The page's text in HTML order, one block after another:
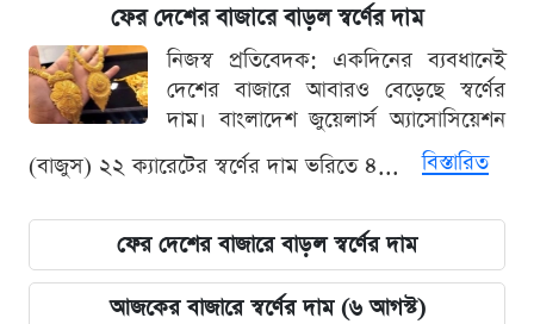
ফের দেশের বাজারে বাড়ল স্বর্ণের দাম
নিজস্ব প্রতিবেদক: একদিনের ব্যবধানেই
দেশের বাজারে আবারও বেড়েছে স্বর্ণের
দাম। বাংলাদেশ জুয়েলার্স অ্যাসোসিয়েশন
(বাজুস) ২২ ক্যারেটের স্বর্ণের দাম ভরিতে ৪...
বিস্তারিত
ফের দেশের বাজারে বাড়ল স্বর্ণের দাম
আজকের বাজারে স্বর্ণের দাম (৬ আগস্ট)